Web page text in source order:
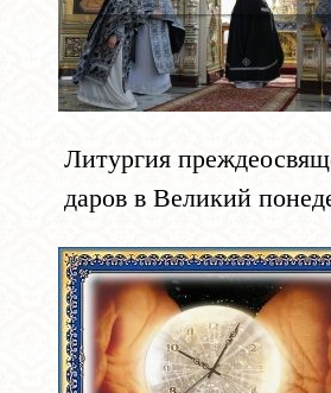
Литургия
даров в Великий